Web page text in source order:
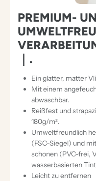
M
PREMIUM-
｜.
Ein glatter, matter
Mit einem
abwaschbar.
Reißfest und
180g/m².
Umweltfreundlich
(FSC-Siegel) und
schonen (PVC-frei,
wasserbasierten
Leicht zu entfernen